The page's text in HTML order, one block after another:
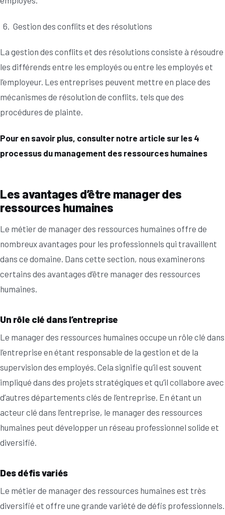
Gestion des conflits et des résolutions
La gestion des conflits et des résolutions consiste à résoudre
les différends entre les employés ou entre les employés et
l’employeur. Les entreprises peuvent mettre en place des
mécanismes de résolution de conflits, tels que des
procédures de plainte.
Pour en savoir plus, consulter notre article sur les 4
processus du management des ressources humaines
Les avantages d’être manager des
ressources humaines
Le métier de manager des ressources humaines offre de
nombreux avantages pour les professionnels qui travaillent
dans ce domaine. Dans cette section, nous examinerons
certains des avantages d’être manager des ressources
humaines.
Un rôle clé dans l’entreprise
Le manager des ressources humaines occupe un rôle clé dans
l’entreprise en étant responsable de la gestion et de la
supervision des employés. Cela signifie qu’il est souvent
impliqué dans des projets stratégiques et qu’il collabore avec
d’autres départements clés de l’entreprise. En étant un
acteur clé dans l’entreprise, le manager des ressources
humaines peut développer un réseau professionnel solide et
diversifié.
Des défis variés
Le métier de manager des ressources humaines est très
diversifié et offre une grande variété de défis professionnels.